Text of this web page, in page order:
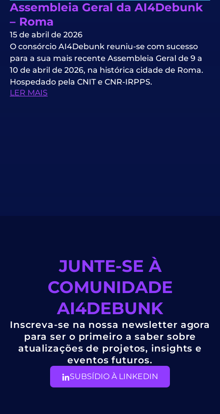
Assembleia Geral da AI4Debunk
– Roma
15 de abril de 2026
O consórcio AI4Debunk reuniu-se com sucesso
para a sua mais recente Assembleia Geral de 9 a
10 de abril de 2026, na histórica cidade de Roma.
Hospedado pela CNIT e CNR-IRPPS.
LER MAIS
JUNTE-SE À
COMUNIDADE
AI4DEBUNK
Inscreva-se na nossa newsletter agora
para ser o primeiro a saber sobre
atualizações de projetos, insights e
eventos futuros.
SUBSÍDIO À LINKEDIN